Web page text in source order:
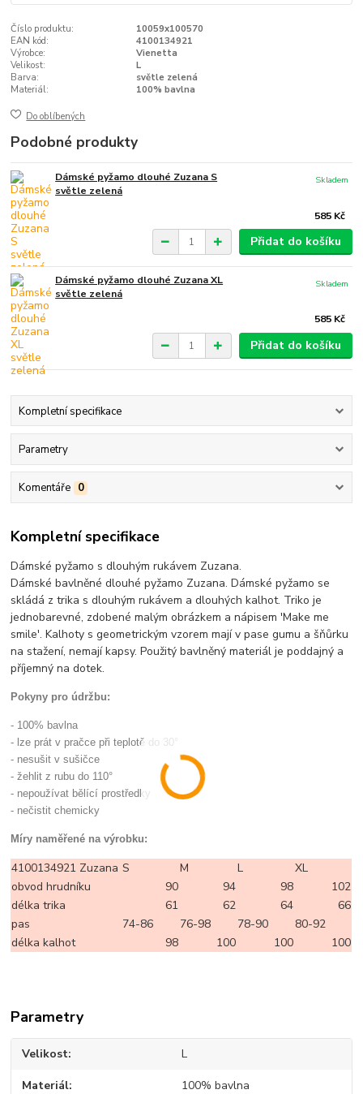
Číslo produktu:
10059x100570
EAN kód:
4100134921
Výrobce:
Vienetta
Velikost:
L
Barva:
světle zelená
Materiál:
100% bavlna
Do oblíbených
Podobné produkty
Dámské pyžamo dlouhé Zuzana S
světle zelená
585 Kč
Skladem
Přidat do košíku
Dámské pyžamo dlouhé Zuzana XL
světle zelená
585 Kč
Skladem
Přidat do košíku
Kompletní specifikace
Parametry
Komentáře 0
Kompletní specifikace
Dámské pyžamo s dlouhým rukávem Zuzana.
Dámské bavlněné dlouhé pyžamo Zuzana. Dámské pyžamo se
skládá z trika s dlouhým rukávem a dlouhých kalhot. Triko je
jednobarevné, zdobené malým obrázkem a nápisem 'Make me
smile'. Kalhoty s geometrickým vzorem mají v pase gumu a šňůrku
na stažení, nemají kapsy. Použitý bavlněný materiál je poddajný a
příjemný na dotek.
Pokyny pro údržbu:
- 100% bavlna
- lze prát v pračce při teplotě do 30°
- nesušit v sušičce
- žehlit z rubu do 110°
- nepoužívat bělící prostředky
- nečistit chemicky
Míry naměřené na výrobku:
4100134921 Zuzana S M L
XL
obvod hrudníku
90 94 98
102
délka trika
61 62 64
66
pas
74-86 76-98 78-90
80-92
délka kalhot
98 100 100 100
Parametry
Velikost L
Materiál 100% bavlna